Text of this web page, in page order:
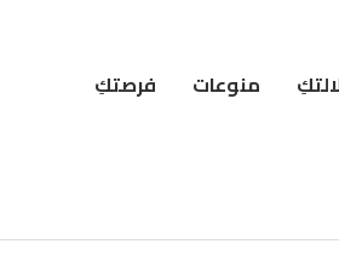
منوعات
فرصتكِ